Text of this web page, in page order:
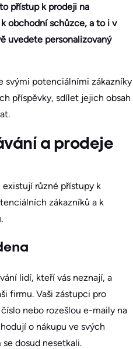
přístup k prodeji na
obchodní schůzce, a to i v
uvedete personalizovaný
svými potenciálními zákazníky
příspěvky, sdílet jejich obsah
a prodeje
různé přístupy k
zákazníků a k
lidí, kteří vás neznají, a
firmu. Vaši zástupci pro
nebo rozešlou e-maily na
o nákupu ve svých
dosud nesetkali.